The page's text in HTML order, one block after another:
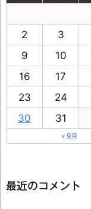
2
3
9
10
16
17
23
24
30
31
« 9月
最近のコメント